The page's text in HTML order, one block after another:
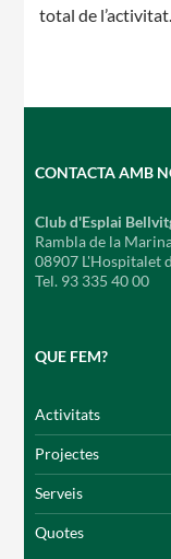
total de l’activitat.
CONTACTA AMB
Club d'Esplai
Rambla de la
08907 L'Hospitalet
Tel. 93 335 40 00
QUE FEM?
Activitats
Projectes
Serveis
Quotes